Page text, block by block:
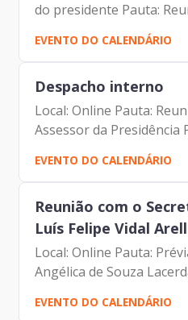
do presidente Pauta:
Assessor da Presidência Participantes: Francisco
de Padovan Forbes (
Luigi...
EVENTO DO CALENDÁRIO
Despacho interno
Local: Online Pauta:
Assessor da Presidência Participantes: Francisco
de Padovan Forbes
André Tomiatto de
Presidência da Prodam)...
EVENTO DO CALENDÁRIO
Reunião com o
Luís Felipe Vidal
Local: Online Pauta: Prévia CA
Angélica de Souza
da Governança da
Padovan Forbes
EVENTO DO CALENDÁRIO